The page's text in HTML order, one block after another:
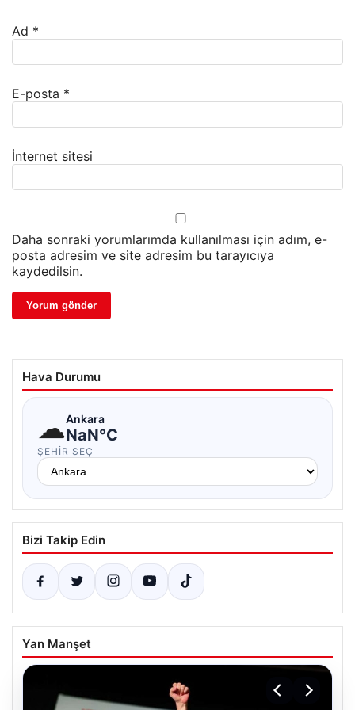
Ad *
E-posta *
İnternet sitesi
Daha sonraki yorumlarımda kullanılması için adım, e-
posta adresim ve site adresim bu tarayıcıya
kaydedilsin.
Hava Durumu
☁Ankara
NaN°C
ŞEHIR SEÇ
Bizi Takip Edin
Yan Manşet